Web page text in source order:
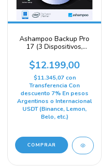
Ashampoo Backup Pro
17 (3 Dispositivos,
Clave Ashampoo -
GLOBAL
$12.199,00
$11.345,07 con
Transferencia Con
descuento 7% En pesos
Argentinos o Internacional
USDT (Binance, Lemon,
Belo, etc.)